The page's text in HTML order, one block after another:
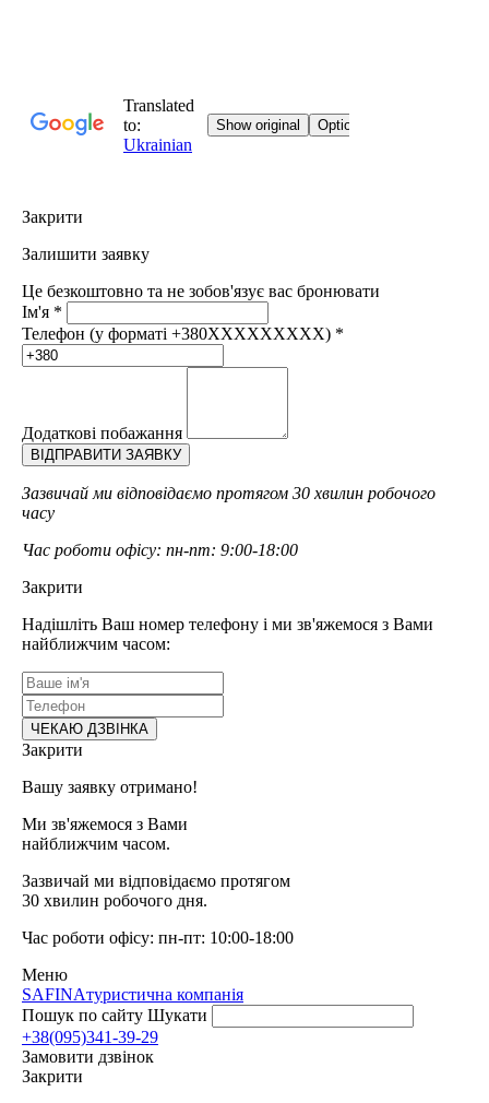
Закрити
Залишити заявку
Це безкоштовно та не зобов'язує вас бронювати
Ім'я *
Телефон (у форматі +380XXXXXXXXX) *
Додаткові побажання
Зазвичай ми відповідаємо протягом 30 хвилин робочого
часу
Час роботи офісу: пн-пт: 9:00-18:00
Закрити
Надішліть Ваш номер телефону і ми зв'яжемося з Вами
найближчим часом:
Закрити
Вашу заявку отримано!
Ми зв'яжемося з Вами
найближчим часом.
Зазвичай ми відповідаємо протягом
30 хвилин робочого дня.
Час роботи офісу: пн-пт: 10:00-18:00
Меню
SAFINAтуристична компанія
Пошук по сайту Шукати
+38(095)341-39-29
Замовити дзвінок
Закрити